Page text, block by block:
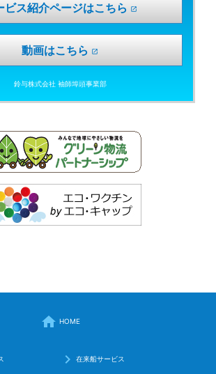
ビス紹介ページはこちら open_in_new
動画はこちら open_in_new
鈴与株式会社 袖師埠頭事業部
home HOME
keyboard_arrow_right 在来船サービス